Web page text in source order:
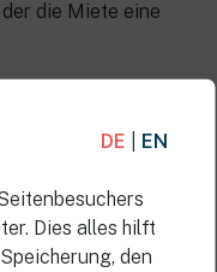
DE EN
Dies alles hilft
den
die Miete eine
Wenn diese